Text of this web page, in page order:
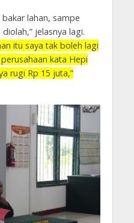
lahan, sampe
jelasnya lagi.
itu saya tak boleh lagi
kata Hepi
rugi Rp 15 juta,”